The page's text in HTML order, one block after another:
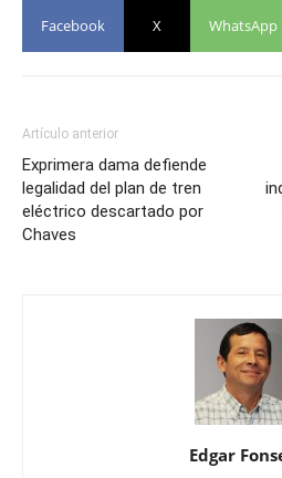
Facebook X WhatsApp
Artículo anterior
Exprimera dama defiende
legalidad del plan de tren
eléctrico descartado por
Chaves
Edgar